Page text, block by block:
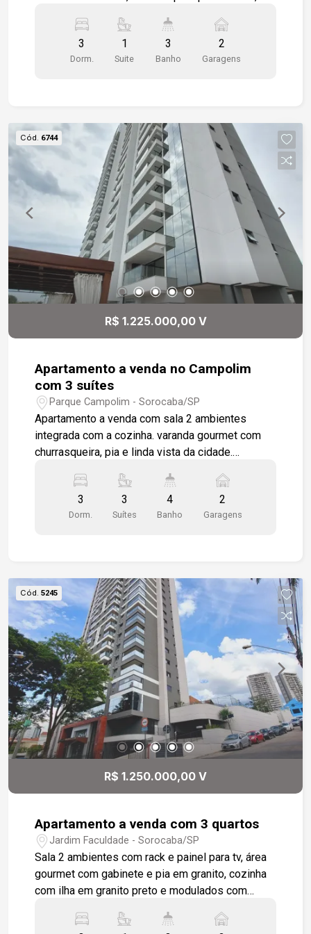
estão com modulados, dormitórios em piso
laminado, wc social, cozinha toda modulada com
exaustor, lavanderia com varanda técnica,
garagem cobertas. Localização privilegiada,
próximo a escolas, farmácias, restaurantes,
shopping. Fácil acesso a Rodovia Raposo
Tavares. Condomínio com lazer completo,
piscina, academia, quadra poliesportiva, salão de
jogos, espaço kids, salão de festas, playground.
3
Dorm.
1
Suite
3
Banho
2
Garagens
Cód. 6744
R$ 1.225.000,00 V
Apartamento a venda no Campolim
com 3 suítes
Parque Campolim - Sorocaba/SP
Apartamento a venda com sala 2 ambientes
integrada com a cozinha. varanda gourmet com
churrasqueira, pia e linda vista da cidade.
com varanda. Apartamento em piso porcelanato e
quartos em laminado. Localizado enfrente ao
Assai, com acesso as principais Avenidas da
3
Dorm.
3
Suítes
4
Banho
2
Garagens
Cód. 5245
R$ 1.250.000,00 V
Apartamento a venda com 3 quartos
Jardim Faculdade - Sorocaba/SP
Sala 2 ambientes com rack e painel para tv, área
gourmet com gabinete e pia em granito, cozinha
com ilha em granito preto e modulados com
quartos sendo 1 suíte com varanda, todos com ar